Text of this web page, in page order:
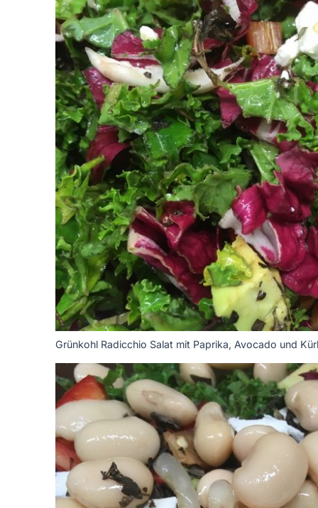
Grünkohl Radicchio Salat mit Paprika, Avocado und